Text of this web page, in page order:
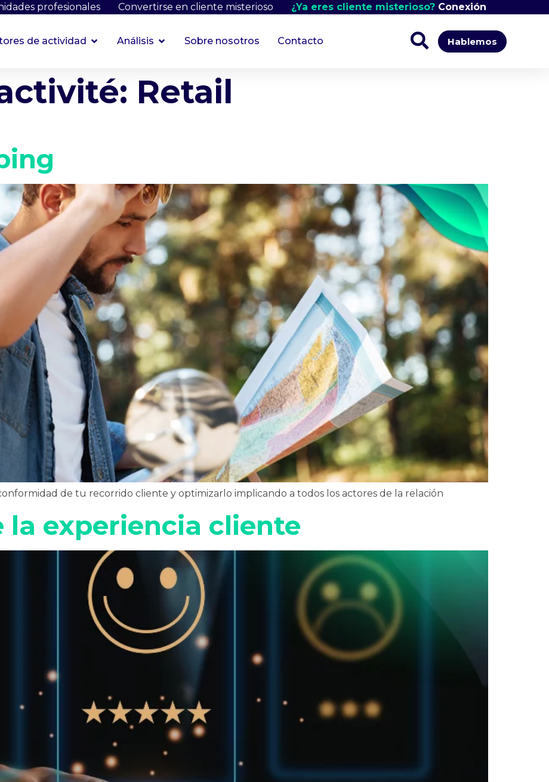
profesionales Convertirse en cliente misterioso ¿Ya eres cliente misterioso? Conexión
de actividad Análisis Sobre nosotros Contacto Hablemos
Retail
de tu recorrido cliente y optimizarlo implicando a todos los actores de la relación
la experiencia cliente